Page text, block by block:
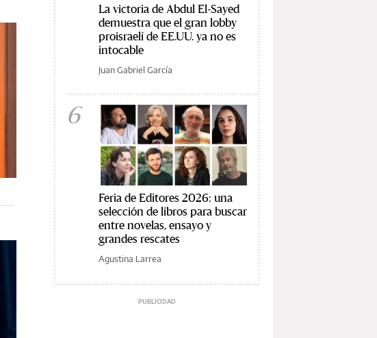
La victoria de Abdul El-Sayed
demuestra que el gran lobby
proisraelí de EE.UU. ya no es
intocable
Juan Gabriel García
6
Feria de Editores 2026: una
selección de libros para buscar
entre novelas, ensayo y
grandes rescates
Agustina Larrea